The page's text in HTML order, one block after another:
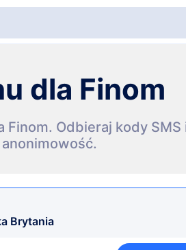
dla Finom
Odbieraj kody SMS
Brytania